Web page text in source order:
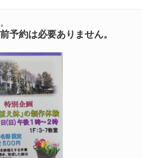
予約は必要ありません。